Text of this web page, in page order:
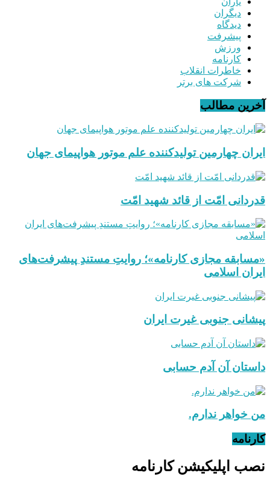
دیگران
دیدگاه
پیشرفت
ورزش
کارنامه
خاطرات انقلاب
شرکت های برتر
آخرین مطالب
ایران چهارمین تولیدکننده علم موتور هواپیمای جهان
قدردانی امّت از قائد شهید امّت
«مسابقه مجازی کارنامه»؛ روایتِ مستندِ پیشرفت‌های
ایران اسلامی
پیشانی جنوبی غیرت ایران
داستان آن آدم حسابی
من خواهر ندارم.
کارنامه
نصب اپلیکیشن کارنامه